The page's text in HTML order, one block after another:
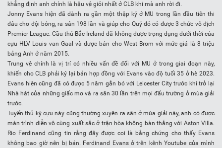
khẳng định anh chính là hậu vệ giỏi nhất ở CLB khi mà anh rời đi.
Jonny Evans hiện đã dành ra gần một thập kỷ ở MU trong lần đầu tiên thi
đâu cho đội bóng, ra sân 198 lần và giúp cho Quỷ đỏ có được 3 chức vô địch
Premier League. Cầu thủ Bắc Ireland đã không được trọng dụng dưới thời của
cựu HLV Louis van Gaal và được bán cho West Brom với mức giá là 8 triệu
bảng Anh ở năm 2015.
Trung vệ chính là vị trí có nhiều vấn đề đối với MU ở trong giai đoạn này,
khiến cho CLB phải ký lại bản hợp đồng với Evans vào độ tuổi 35 ở hè 2023.
Evans hiện cũng đã có được 5 năm gắn bó với Leicester City trước khi trở lại
Nhà hát của những giấc mơ và ra sân 30 lần trên mọi đấu trường ở mùa giải
trước.
Tuyển thủ kỳ cựu này cũng thường xuyên ra sân ở mùa giải này, anh có được
màn trình diễn vô cùng xuất sắc ở trận hòa không bàn thắng với Aston Villa.
Rio Ferdinand cũng tin rằng đây được coi là bằng chứng cho thấy Evans
không bao giờ nên bị bán. Ferdinand Evans ở trên kênh Youtube của mình